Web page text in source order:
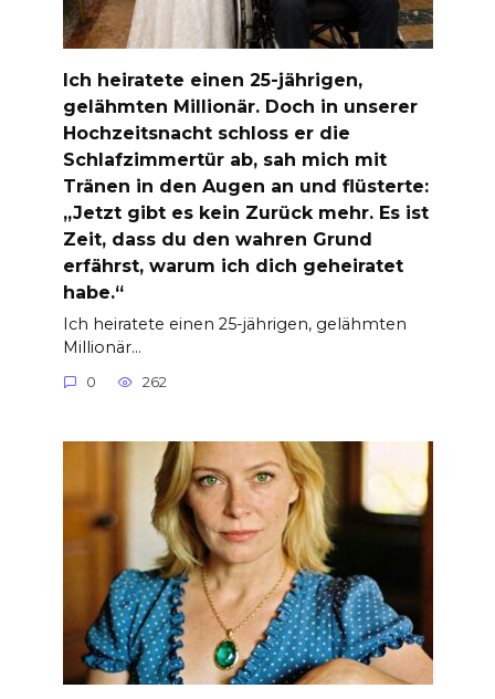
Ich heiratete einen 25-jährigen,
gelähmten Millionär. Doch in unserer
Hochzeitsnacht schloss er die
Schlafzimmertür ab, sah mich mit
Tränen in den Augen an und flüsterte:
„Jetzt gibt es kein Zurück mehr. Es ist
Zeit, dass du den wahren Grund
erfährst, warum ich dich geheiratet
habe.“
Ich heiratete einen 25-jährigen, gelähmten
Millionär…
0 262